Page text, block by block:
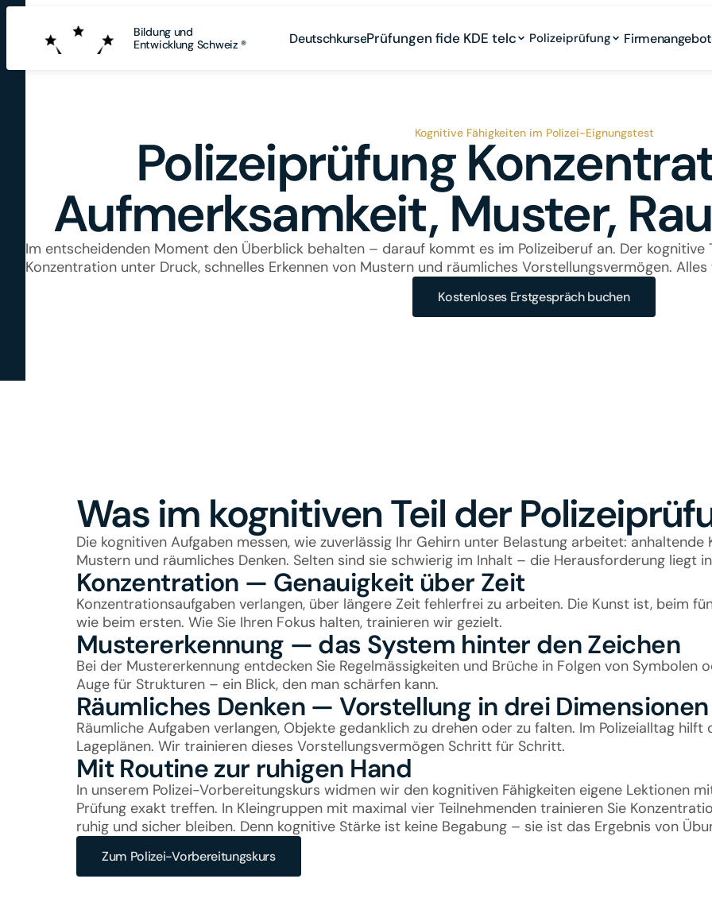
Bildung und
Entwicklung Schweiz ®
DeutschkursePrüfungen fide KDE telc Polizeiprüfung
Kognitive Fähigkeiten im Polizei-Eignungstest
Polizeiprüfung
Aufmerksamkeit, Muster,
Im entscheidenden Moment den Überblick behalten – darauf kommt es im Polizeiberuf an. Der kognitive
Konzentration unter Druck, schnelles Erkennen von Mustern und räumliches Vorstellungsvermögen.
Kostenloses Erstgespräch buchen
Was im kognitiven Teil der
Die kognitiven Aufgaben messen, wie zuverlässig Ihr Gehirn unter Belastung arbeitet: anhaltende
Mustern und räumliches Denken. Selten sind sie schwierig im Inhalt – die Herausforderung liegt
Konzentration — Genauigkeit über Zeit
Konzentrationsaufgaben verlangen, über längere Zeit fehlerfrei zu arbeiten. Die Kunst ist, beim
wie beim ersten. Wie Sie Ihren Fokus halten, trainieren wir gezielt.
Mustererkennung — das System hinter den Zeichen
Bei der Mustererkennung entdecken Sie Regelmässigkeiten und Brüche in Folgen von Symbolen
Auge für Strukturen – ein Blick, den man schärfen kann.
Räumliches Denken — Vorstellung in drei Dimensionen
Räumliche Aufgaben verlangen, Objekte gedanklich zu drehen oder zu falten. Im Polizeialltag
Lageplänen. Wir trainieren dieses Vorstellungsvermögen Schritt für Schritt.
Mit Routine zur ruhigen Hand
In unserem Polizei-Vorbereitungskurs widmen wir den kognitiven Fähigkeiten eigene Lektionen
Prüfung exakt treffen. In Kleingruppen mit maximal vier Teilnehmenden trainieren Sie
ruhig und sicher bleiben. Denn kognitive Stärke ist keine Begabung – sie ist das Ergebnis von
Zum Polizei-Vorbereitungskurs